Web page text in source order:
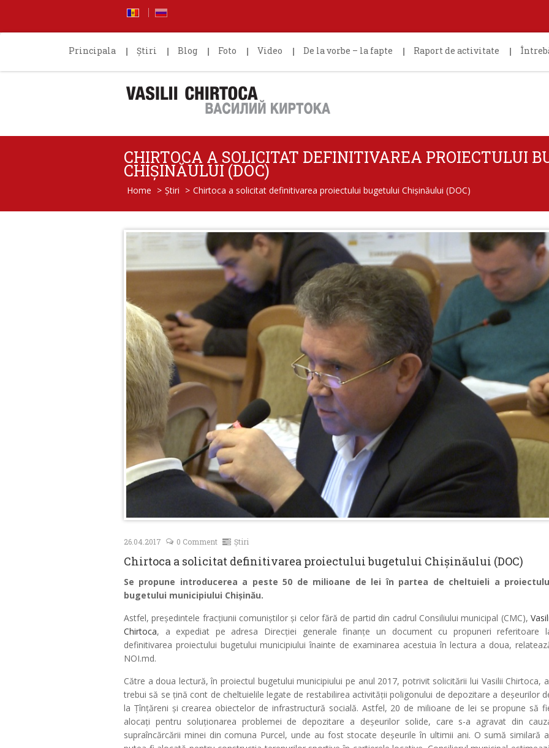
Principala Știri Blog Foto Video De la vorbe – la fapte Raport de activitate
CHIRTOCA A SOLICITAT DEFINITIVAREA PROIECTULUI
CHIȘINĂULUI (DOC)
Home > Știri > Chirtoca a solicitat definitivarea proiectului bugetului Chișinăului (DOC)
26.04.2017 0 Comment Știri
Chirtoca a solicitat definitivarea proiectului bugetului Chișinăului (DOC)
Se propune introducerea a peste 50 de milioane de lei în partea de cheltuieli a
bugetului municipiului Chișinău.
Astfel, președintele fracțiunii comuniștilor și celor fără de partid din cadrul Consiliului municipal (CMC),
Chirtoca, a expediat pe adresa Direcției generale finanțe un document cu propuneri referitoare
definitivarea proiectului bugetului municipiului înainte de examinarea acestuia în lectura a doua,
NOI.md.
Către a doua lectură, în proiectul bugetului municipiului pe anul 2017, potrivit solicitării lui Vasilii Chirtoca,
trebui să se țină cont de cheltuielile legate de restabilirea activității poligonului de depozitare a deșeurilor
la Țînțăreni și crearea obiectelor de infrastructură socială. Astfel, 20 de milioane de lei se propune să
alocați pentru soluționarea problemei de depozitare a deșeurilor solide, care s-a agravat din
supraîncărcării minei din comuna Purcel, unde au fost stocate deșeurile în ultimii ani. O sumă similară